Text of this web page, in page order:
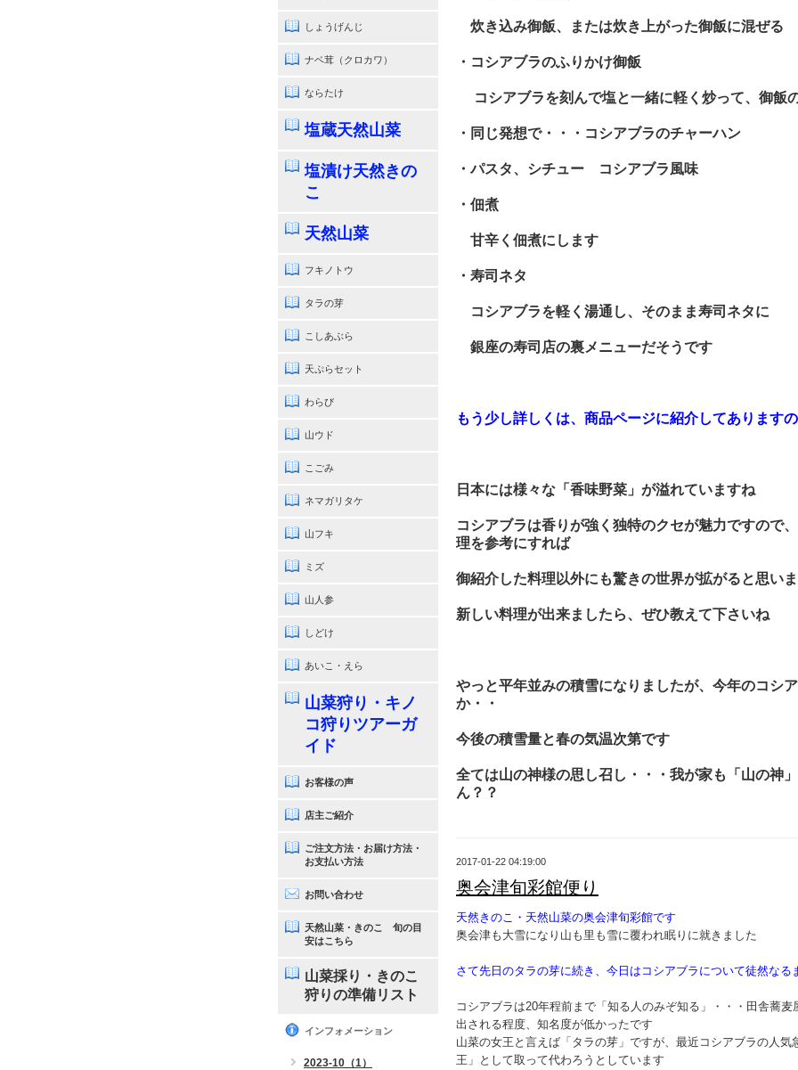
炊き込み御飯、または炊き上がった御飯に混ぜる
・コシアブラのふりかけ御飯
コシアブラを刻んで塩と一緒に軽く炒って、御飯
・同じ発想で・・・コシアブラのチャーハン
・パスタ、シチュー コシアブラ風味
・佃煮
甘辛く佃煮にします
・寿司ネタ
コシアブラを軽く湯通し、そのまま寿司ネタに
銀座の寿司店の裏メニューだそうです
もう少し詳しくは、商品ページに紹介してあります
日本には様々な「香味野菜」が溢れていますね
コシアブラは香りが強く独特のクセが魅力ですので
理を参考にすれば
御紹介した料理以外にも驚きの世界が拡がると思い
新しい料理が出来ましたら、ぜひ教えて下さいね
やっと平年並みの積雪になりましたが、今年のコシ
か・・
今後の積雪量と春の気温次第です
全ては山の神様の思し召し・・・我が家も「山の神
ん？？
2017-01-22 04:19:00
奥会津旬彩館便り
天然きのこ・天然山菜の奥会津旬彩館です
奥会津も大雪になり山も里も雪に覆われ眠りに就きました
さて先日のタラの芽に続き、今日はコシアブラについて徒然なる
コシアブラは20年程前まで「知る人のみぞ知る」・・・田舎蕎麦
出される程度、知名度が低かったです
山菜の女王と言えば「タラの芽」ですが、最近コシアブラの人気
王」として取って代わろうとしています
しょうげんじ
ナベ茸（クロカワ）
ならたけ
塩蔵天然山菜
塩漬け天然きの
こ
天然山菜
フキノトウ
タラの芽
こしあぶら
天ぷらセット
わらび
山ウド
こごみ
ネマガリタケ
山フキ
ミズ
山人参
しどけ
あいこ・えら
山菜狩り・キノ
コ狩りツアーガ
イド
お客様の声
店主ご紹介
ご注文方法・お届け方法・
お支払い方法
お問い合わせ
天然山菜・きのこ 旬の目
安はこちら
山菜採り・きのこ
狩りの準備リスト
インフォメーション
2023-10（1）